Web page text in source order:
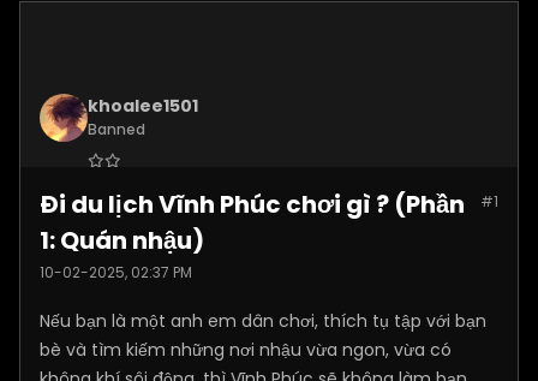
khoalee1501
Banned
Posts: 5577 #1
Đi du lịch Vĩnh Phúc chơi gì ? (Phần
1: Quán nhậu)
10-02-2025, 02:37 PM
Nếu bạn là một anh em dân chơi, thích tụ tập với bạn
bè và tìm kiếm những nơi nhậu vừa ngon, vừa có